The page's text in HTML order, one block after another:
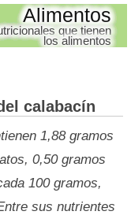
Alimentos
que tienen
los alimentos
calabacín
1,88 gramos
0,50 gramos
100 gramos,
sus nutrientes